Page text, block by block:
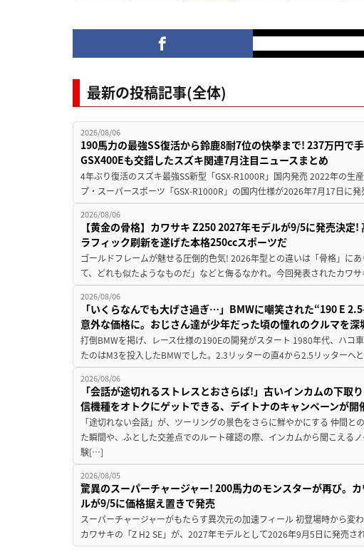
最新の投稿記事(全体)
2026/08/06
190馬力の最強SS復活から鈴鹿8耐7位の快挙まで! 237万円で
GSX400Eも交錯したスズキ関連7月注目ニュースまとめ
4年ぶり復活のスズキ最強SS新型「GSX-R1000R」国内発売 2022年の生
プ・スーパースポーツ「GSX-R1000R」の国内仕様が2026年7月17日に
2026/08/06
【黄金の骨格】カワサキ Z250 2027年モデルが9/5に発売決定
ラフィック刷新を遂げた本格250ccスポーツだ
ゴールドフレームが魅せる圧倒的色気! 2026年型との違いは「骨格」に
て、どれも似たようなものだ」などと侮るなかれ。今回発表されたカワ
2026/08/06
「いくらなんでも大げさ過ぎ…」BMWに嘲笑された“190 E
意外な価格に。おじさん達が少年だった頃の憧れのクルマを深
打倒BMWを掲げ、レース仕様の190Eの開発がスタート 1980年代、ハコ
たのはM3を投入したBMWでした。2.3リッターの直4から2.5リッターへ
2026/08/06
「会話が途切れるストレスとおさらば!」古いインカムの下取
信機種をオトクにゲットできる、デイトナのキャンペーンが開
「途切れない会話」が、ツーリングの景色をさらに鮮やかにする 仲間と
た瞬間や、ふとした交差点でのルート確認の際、インカムから聞こえる
験[…]
2026/08/05
驚異のスーパーチャージャー! 200馬力のモンスターが再び。
ルが9/5に価格据え置きで発売
スーパーチャージャーがもたらす異次元の加速フィール 初登場時から変
カワサキの「Z H2 SE」が、2027年モデルとして2026年9月5日に発売